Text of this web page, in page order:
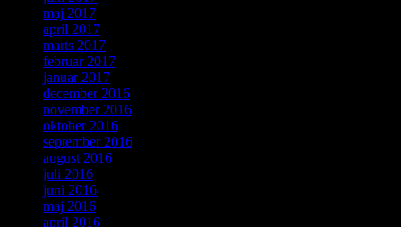
maj 2017
april 2017
marts 2017
februar 2017
januar 2017
december 2016
november 2016
oktober 2016
september 2016
august 2016
juli 2016
juni 2016
maj 2016
april 2016